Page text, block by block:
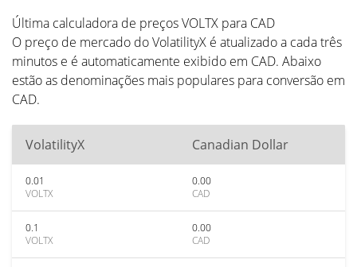
Última calculadora de preços VOLTX para CAD
O preço de mercado do VolatilityX é atualizado a cada três
minutos e é automaticamente exibido em CAD. Abaixo
estão as denominações mais populares para conversão em
CAD.
VolatilityX Canadian Dollar
0.01
VOLTX
0.00
CAD
0.1
VOLTX
0.00
CAD